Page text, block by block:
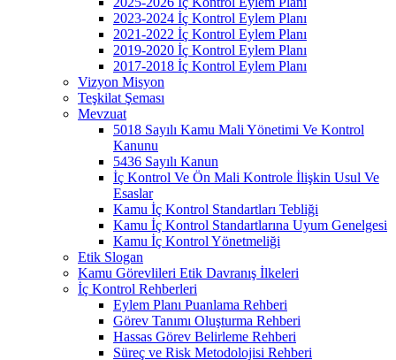
2023-2024 İç Kontrol Eylem Planı
2021-2022 İç Kontrol Eylem Planı
2019-2020 İç Kontrol Eylem Planı
2017-2018 İç Kontrol Eylem Planı
Vizyon Misyon
Teşkilat Şeması
Mevzuat
5018 Sayılı Kamu Mali Yönetimi Ve Kontrol
Kanunu
5436 Sayılı Kanun
İç Kontrol Ve Ön Mali Kontrole İlişkin Usul Ve
Esaslar
Kamu İç Kontrol Standartları Tebliği
Kamu İç Kontrol Standartlarına Uyum Genelgesi
Kamu İç Kontrol Yönetmeliği
Etik Slogan
Kamu Görevlileri Etik Davranış İlkeleri
İç Kontrol Rehberleri
Eylem Planı Puanlama Rehberi
Görev Tanımı Oluşturma Rehberi
Hassas Görev Belirleme Rehberi
Süreç ve Risk Metodolojisi Rehberi